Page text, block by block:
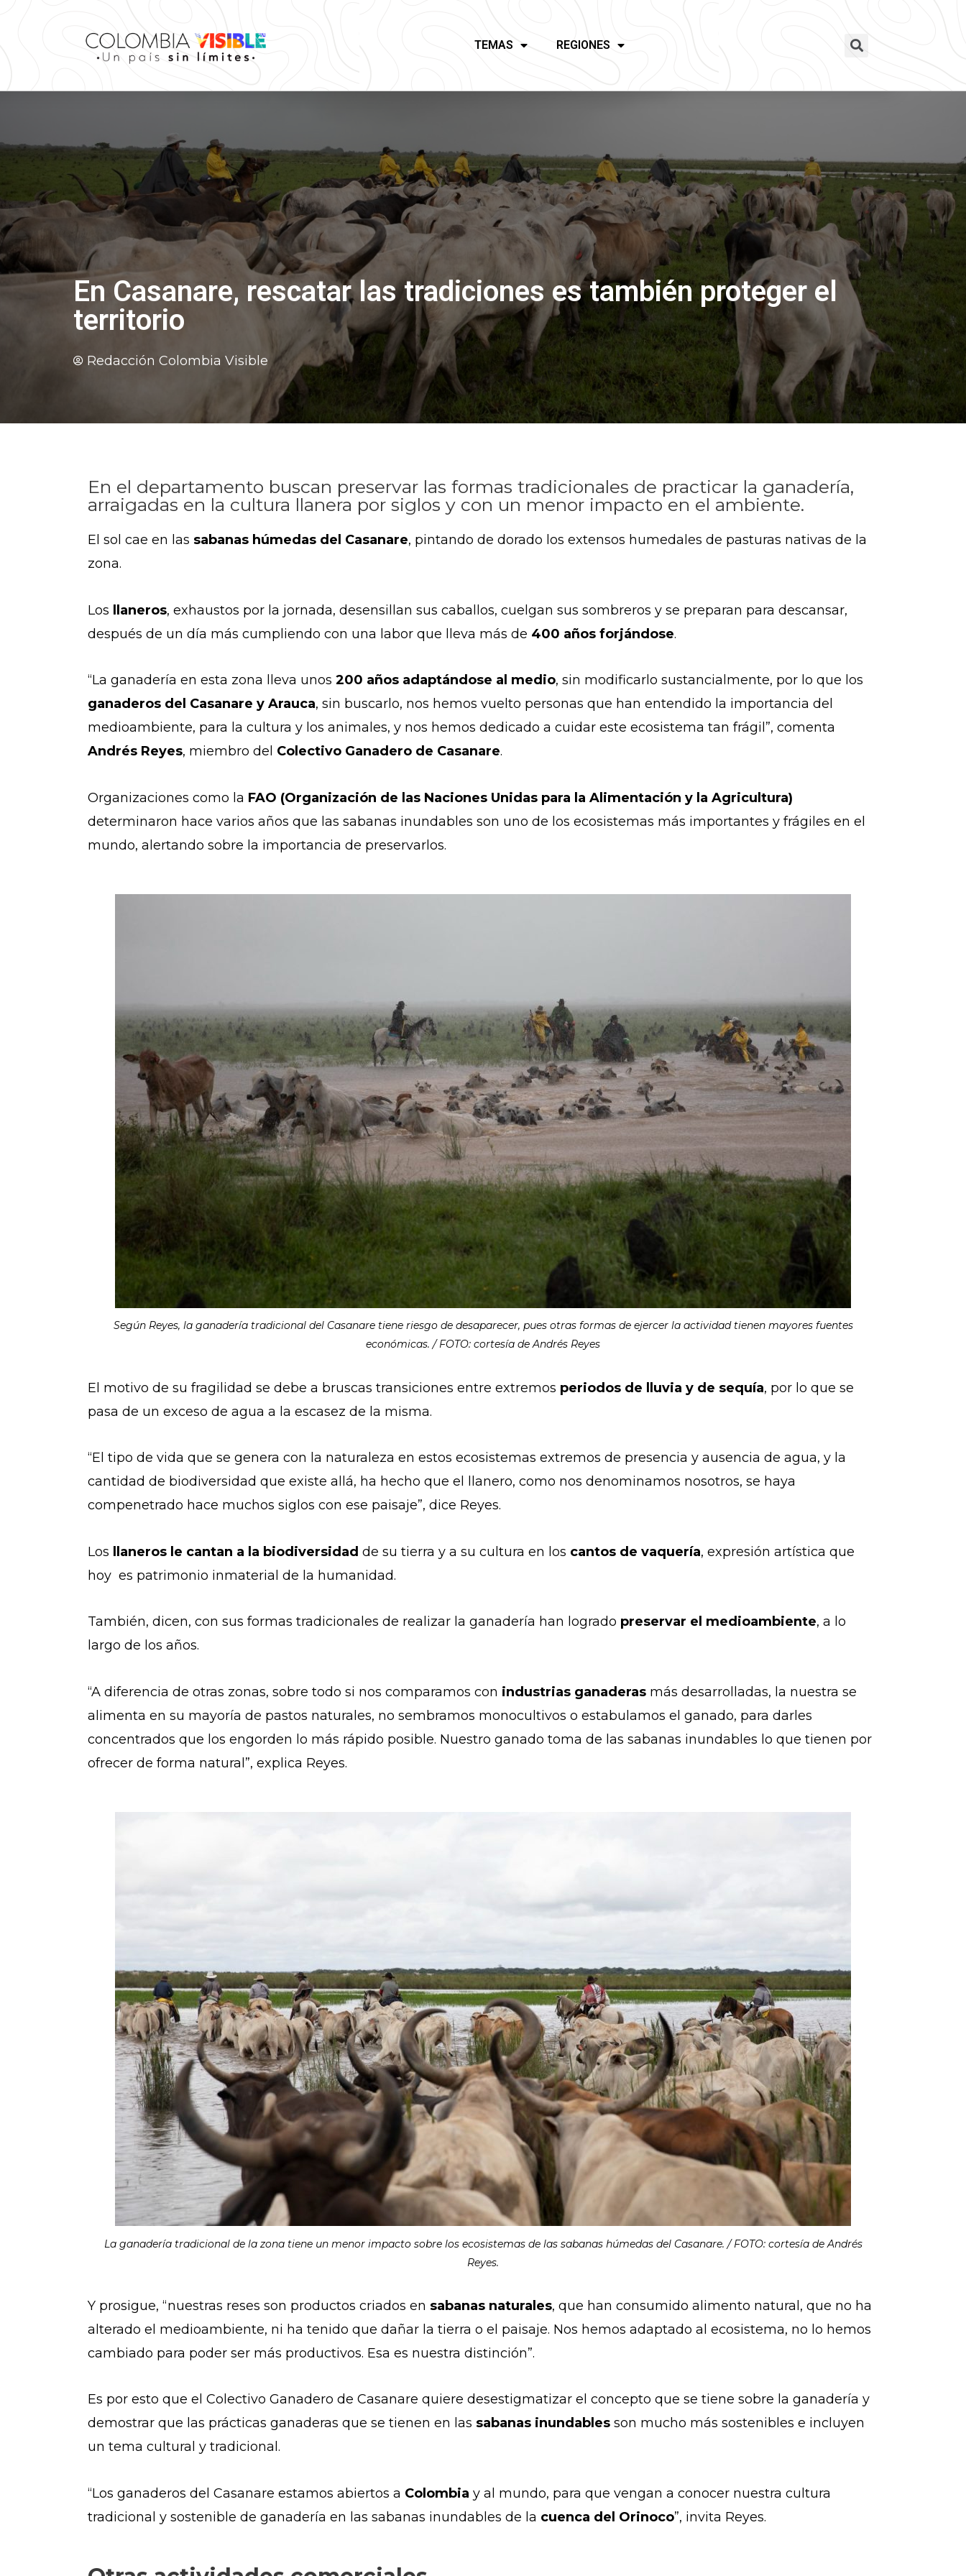
TEMAS REGIONES
En Casanare, rescatar las tradiciones es también proteger el
territorio
Redacción Colombia Visible
En el departamento buscan preservar las formas tradicionales de practicar la ganadería,
arraigadas en la cultura llanera por siglos y con un menor impacto en el ambiente.
El sol cae en las sabanas húmedas del Casanare, pintando de dorado los extensos humedales de pasturas nativas de la
zona.
Los llaneros, exhaustos por la jornada, desensillan sus caballos, cuelgan sus sombreros y se preparan para descansar,
después de un día más cumpliendo con una labor que lleva más de 400 años forjándose.
“La ganadería en esta zona lleva unos 200 años adaptándose al medio, sin modificarlo sustancialmente, por lo que los
ganaderos del Casanare y Arauca, sin buscarlo, nos hemos vuelto personas que han entendido la importancia del
medioambiente, para la cultura y los animales, y nos hemos dedicado a cuidar este ecosistema tan frágil”, comenta
Andrés Reyes, miembro del Colectivo Ganadero de Casanare.
Organizaciones como la FAO (Organización de las Naciones Unidas para la Alimentación y la Agricultura)
determinaron hace varios años que las sabanas inundables son uno de los ecosistemas más importantes y frágiles en el
mundo, alertando sobre la importancia de preservarlos.
Según Reyes, la ganadería tradicional del Casanare tiene riesgo de desaparecer, pues otras formas de ejercer la actividad tienen mayores fuentes
económicas. / FOTO: cortesía de Andrés Reyes
El motivo de su fragilidad se debe a bruscas transiciones entre extremos periodos de lluvia y de sequía, por lo que se
pasa de un exceso de agua a la escasez de la misma.
“El tipo de vida que se genera con la naturaleza en estos ecosistemas extremos de presencia y ausencia de agua, y la
cantidad de biodiversidad que existe allá, ha hecho que el llanero, como nos denominamos nosotros, se haya
compenetrado hace muchos siglos con ese paisaje”, dice Reyes.
Los llaneros le cantan a la biodiversidad de su tierra y a su cultura en los cantos de vaquería, expresión artística que
hoy es patrimonio inmaterial de la humanidad.
También, dicen, con sus formas tradicionales de realizar la ganadería han logrado preservar el medioambiente, a lo
largo de los años.
“A diferencia de otras zonas, sobre todo si nos comparamos con industrias ganaderas más desarrolladas, la nuestra se
alimenta en su mayoría de pastos naturales, no sembramos monocultivos o estabulamos el ganado, para darles
concentrados que los engorden lo más rápido posible. Nuestro ganado toma de las sabanas inundables lo que tienen por
ofrecer de forma natural”, explica Reyes.
La ganadería tradicional de la zona tiene un menor impacto sobre los ecosistemas de las sabanas húmedas del Casanare. / FOTO: cortesía de Andrés
Reyes.
Y prosigue, “nuestras reses son productos criados en sabanas naturales, que han consumido alimento natural, que no ha
alterado el medioambiente, ni ha tenido que dañar la tierra o el paisaje. Nos hemos adaptado al ecosistema, no lo hemos
cambiado para poder ser más productivos. Esa es nuestra distinción”.
Es por esto que el Colectivo Ganadero de Casanare quiere desestigmatizar el concepto que se tiene sobre la ganadería y
demostrar que las prácticas ganaderas que se tienen en las sabanas inundables son mucho más sostenibles e incluyen
un tema cultural y tradicional.
“Los ganaderos del Casanare estamos abiertos a Colombia y al mundo, para que vengan a conocer nuestra cultura
tradicional y sostenible de ganadería en las sabanas inundables de la cuenca del Orinoco”, invita Reyes.